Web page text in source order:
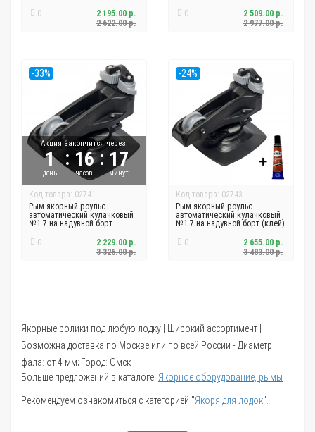
0
2 622.00 р.
2 195.00 р.
0
2 977.00 р.
2 509.00 р.
-33%
Акция закончится через:
1
день
: 16
часов
: 17
минут
Код товара: 02741
Рым якорный роульс
автоматический кулачковый
№1.7 на надувной борт
0
3 326.00 р.
2 229.00 р.
-24%
Код товара: 02743
Рым якорный роульс
автоматический кулачковый
№1.7 на надувной борт (клей)
0
3 483.00 р.
2 655.00 р.
Якорные ролики под любую лодку | Широкий ассортимент |
Возможна доставка по Москве или по всей России - Диаметр
фала: от 4 мм; Город: Омск
Больше предложений в каталоге: Якорное оборудование, рымы
Рекомендуем ознакомиться с категорией "Якоря для лодок".